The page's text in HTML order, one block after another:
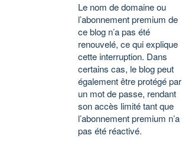
Le nom de domaine ou
l’abonnement premium de
ce blog n’a pas été
renouvelé, ce qui explique
cette interruption. Dans
certains cas, le blog peut
également être protégé par
un mot de passe, rendant
son accès limité tant que
l’abonnement premium n’a
pas été réactivé.